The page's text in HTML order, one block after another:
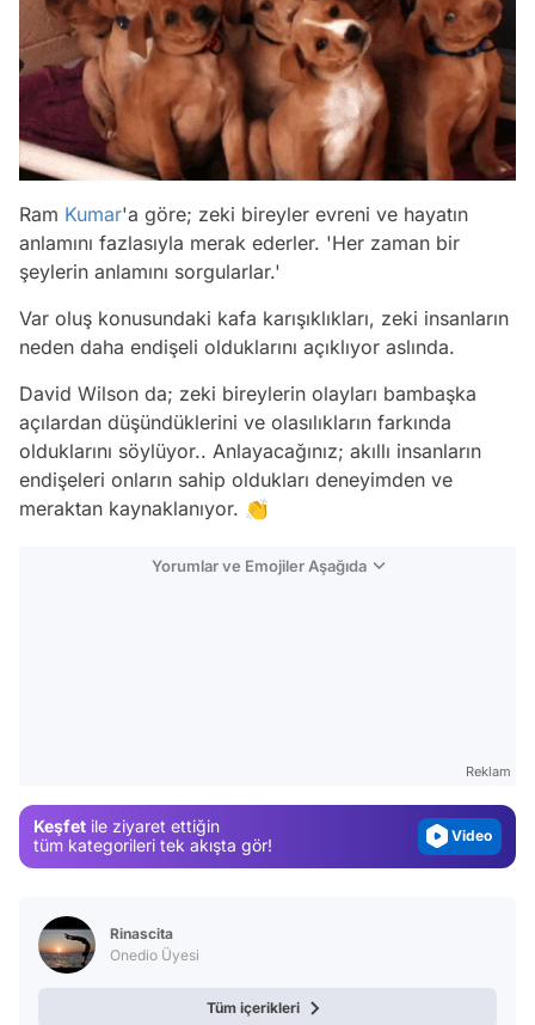
Ram Kumar'a göre; zeki bireyler evreni ve hayatın
anlamını fazlasıyla merak ederler. 'Her zaman bir
şeylerin anlamını sorgularlar.'
Var oluş konusundaki kafa karışıklıkları, zeki insanların
neden daha endişeli olduklarını açıklıyor aslında.
David Wilson da; zeki bireylerin olayları bambaşka
açılardan düşündüklerini ve olasılıkların farkında
olduklarını söylüyor.. Anlayacağınız; akıllı insanların
endişeleri onların sahip oldukları deneyimden ve
meraktan kaynaklanıyor. 👏
Yorumlar ve Emojiler Aşağıda
Reklam
Keşfet ile ziyaret ettiğin
tüm kategorileri tek akışta gör!
Test
Rinascita
Onedio Üyesi
Tüm içerikleri